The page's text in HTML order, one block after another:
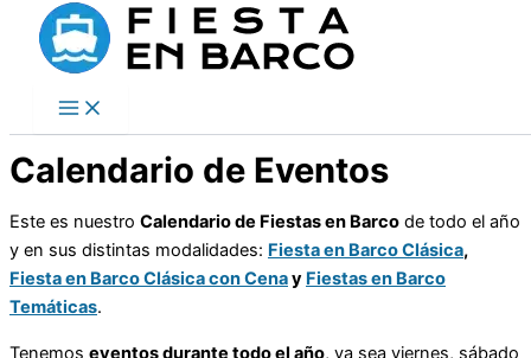
contenido
/ Calendario de Eventos
Calendario de Eventos
Este es nuestro Calendario de Fiestas en Barco de todo el año
y en sus distintas modalidades: Fiesta en Barco Clásica,
Fiesta en Barco Clásica con Cenay Fiestas en Barco
Temáticas.
Tenemos eventos durante todo el año, ya sea viernes, sábado